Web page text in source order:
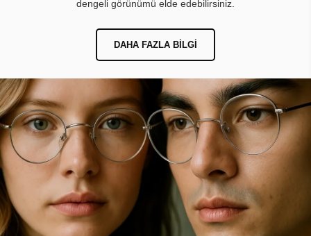
dengeli görünümü elde edebilirsiniz.
DAHA FAZLA BILGI